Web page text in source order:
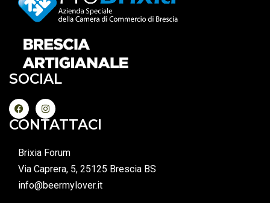
SOCIAL
CONTATTACI
Brixia Forum
Via Caprera, 5, 25125 Brescia BS
info@beermylover.it